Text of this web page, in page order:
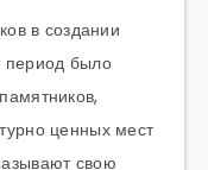
в создании
период было
ценных мест
свою